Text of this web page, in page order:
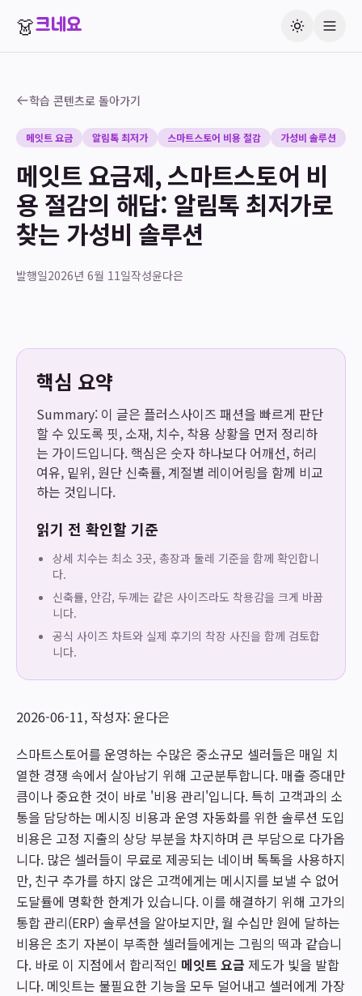
👗크네요
학습 콘텐츠로 돌아가기
메잇트 요금 알림톡 최저가 스마트스토어 비용 절감 가성비 솔루션
메잇트 요금제, 스마트스토어 비
용 절감의 해답: 알림톡 최저가로
찾는 가성비 솔루션
발행일2026년 6월 11일작성윤다은
핵심 요약
Summary: 이 글은 플러스사이즈 패션을 빠르게 판단
할 수 있도록 핏, 소재, 치수, 착용 상황을 먼저 정리하
는 가이드입니다. 핵심은 숫자 하나보다 어깨선, 허리
여유, 밑위, 원단 신축률, 계절별 레이어링을 함께 비교
하는 것입니다.
읽기 전 확인할 기준
상세 치수는 최소 3곳, 총장과 둘레 기준을 함께 확인합니
다.
신축률, 안감, 두께는 같은 사이즈라도 착용감을 크게 바꿉
니다.
공식 사이즈 차트와 실제 후기의 착장 사진을 함께 검토합
니다.
2026-06-11, 작성자: 윤다은
스마트스토어를 운영하는 수많은 중소규모 셀러들은 매일 치
열한 경쟁 속에서 살아남기 위해 고군분투합니다. 매출 증대만
큼이나 중요한 것이 바로 '비용 관리'입니다. 특히 고객과의 소
통을 담당하는 메시징 비용과 운영 자동화를 위한 솔루션 도입
비용은 고정 지출의 상당 부분을 차지하며 큰 부담으로 다가옵
니다. 많은 셀러들이 무료로 제공되는 네이버 톡톡을 사용하지
만, 친구 추가를 하지 않은 고객에게는 메시지를 보낼 수 없어
도달률에 명확한 한계가 있습니다. 이를 해결하기 위해 고가의
통합 관리(ERP) 솔루션을 알아보지만, 월 수십만 원에 달하는
비용은 초기 자본이 부족한 셀러들에게는 그림의 떡과 같습니
다. 바로 이 지점에서 합리적인 메잇트 요금 제도가 빛을 발합
니다. 메잇트는 불필요한 기능을 모두 덜어내고 셀러에게 가장